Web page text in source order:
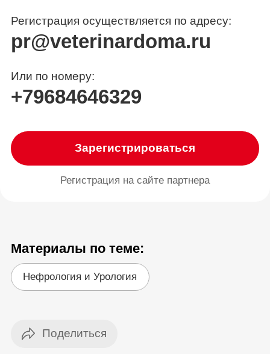
Регистрация осуществляется по адресу:
pr@veterinardoma.ru
Или по номеру:
+79684646329
Зарегистрироваться
Регистрация на сайте партнера
Материалы по теме:
Нефрология и Урология